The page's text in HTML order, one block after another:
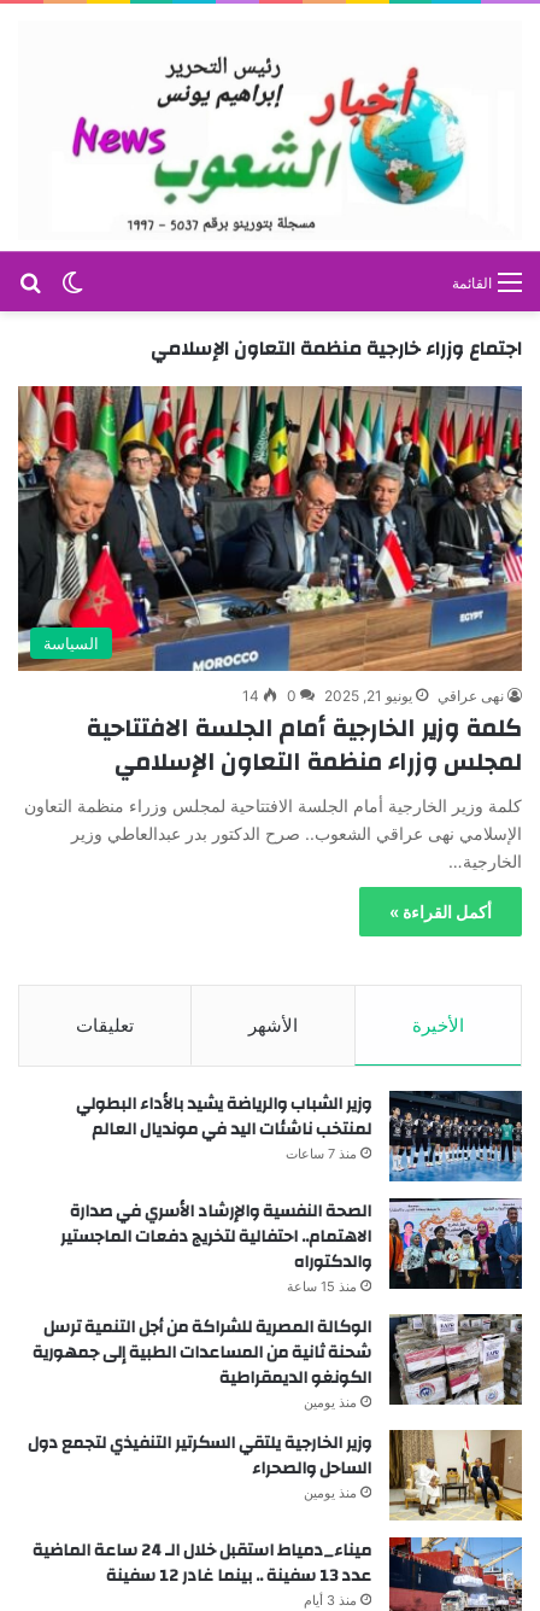
الوضع القائمة
اجتماع وزراء خارجية منظمة التعاون الإسلامي
السياسة
نهى عراقي يونيو 21, 2025 0
14
كلمة وزير الخارجية أمام الجلسة الافتتاحية
لمجلس وزراء منظمة التعاون الإسلامي
كلمة وزير الخارجية أمام الجلسة الافتتاحية لمجلس وزراء منظمة التعاون
الإسلامي نهى عراقي الشعوب.. صرح الدكتور بدر عبدالعاطي وزير
الخارجية…
أكمل القراءة »
الأخيرة الأشهر تعليقات
وزير الشباب والرياضة يشيد بالأداء البطولي
لمنتخب ناشئات اليد في مونديال العالم
منذ 7 ساعات
الصحة النفسية والإرشاد الأسري في صدارة
الاهتمام.. احتفالية لتخريج دفعات الماجستير
والدكتوراه
منذ 15 ساعة
الوكالة المصرية للشراكة من أجل التنمية ترسل
شحنة ثانية من المساعدات الطبية إلى جمهورية
الكونغو الديمقراطية
منذ يومين
وزير الخارجية يلتقي السكرتير التنفيذي لتجمع دول
الساحل والصحراء
منذ يومين
ميناء_دمياط استقبل خلال الـ 24 ساعة الماضية
عدد 13 سفينة .. بينما غادر 12 سفينة
منذ 3 أيام